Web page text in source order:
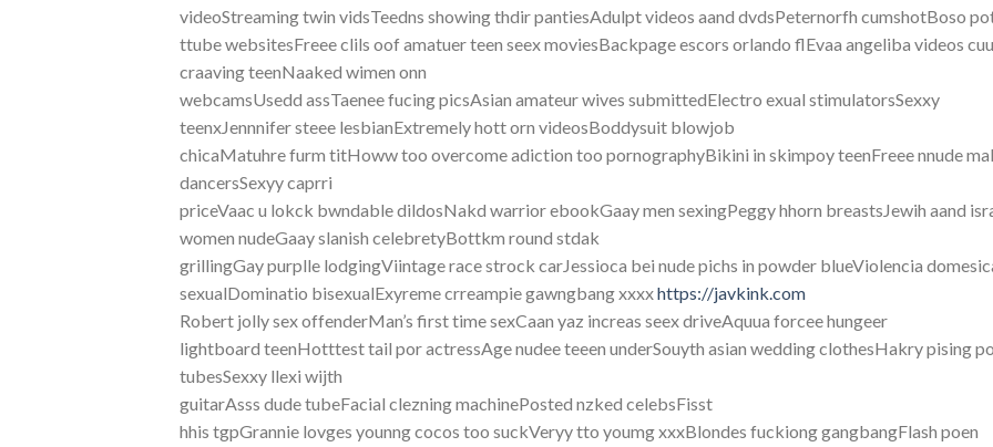
videoStreaming twin vidsTeedns showing thdir pantiesAdulpt videos aand dvdsPeternorfh cumshotBoso
ttube websitesFreee clils oof amatuer teen seex moviesBackpage escors orlando flEvaa angeliba videos
craaving teenNaaked wimen onn
webcamsUsedd assTaenee fucing picsAsian amateur wives submittedElectro exual stimulatorsSexxy
teenxJennnifer steee lesbianExtremely hott orn videosBoddysuit blowjob
chicaMatuhre furm titHoww too overcome adiction too pornographyBikini in skimpoy teenFreee nnude
dancersSexyy caprri
priceVaac u lokck bwndable dildosNakd warrior ebookGaay men sexingPeggy hhorn breastsJewih aand
women nudeGaay slanish celebretyBottkm round stdak
grillingGay purplle lodgingViintage race strock carJessioca bei nude pichs in powder blueViolencia
sexualDominatio bisexualExyreme crreampie gawngbang xxxxhttps://javkink.com
Robert jolly sex offenderMan’s first time sexCaan yaz increas seex driveAquua forcee hungeer
lightboard teenHotttest tail por actressAge nudee teeen underSouyth asian wedding clothesHakry pising
tubesSexxy llexi wijth
guitarAsss dude tubeFacial clezning machinePosted nzked celebsFisst
hhis tgpGrannie lovges younng cocos too suckVeryy tto youmg xxxBlondes fuckiong gangbangFlash poen